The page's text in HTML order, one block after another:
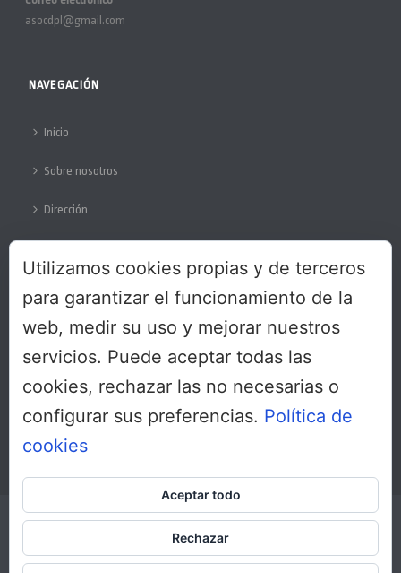
asocdpl@gmail.com
NAVEGACIÓN
Inicio
Sobre nosotros
Dirección
SÍGUENOS
Copyright All Rights Reserved © 2017
Inicio
Sobre nosotros
Utilizamos cookies propias y de terceros
para garantizar el funcionamiento de la
web, medir su uso y mejorar nuestros
servicios. Puede aceptar todas las
cookies, rechazar las no necesarias o
configurar sus preferencias. Política de
cookies
Aceptar todo
Rechazar